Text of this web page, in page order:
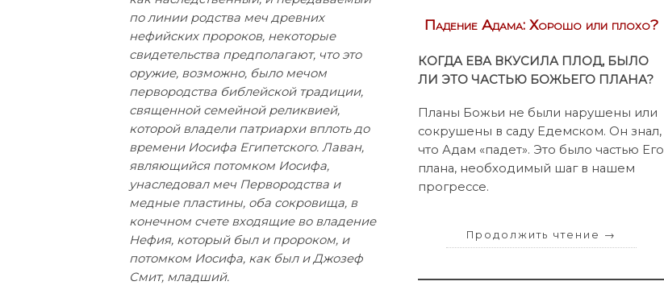
по линии родства меч древних
нефийских пророков, некоторые
свидетельства предполагают, что это
оружие, возможно, было мечом
первородства библейской традиции,
священной семейной реликвией,
которой владели патриархи вплоть до
времени Иосифа Египетского. Лаван,
являющийся потомком Иосифа,
унаследовал меч Первородства и
медные пластины, оба сокровища, в
конечном счете входящие во владение
Нефия, который был и пророком, и
потомком Иосифа, как был и Джозеф
Смит, младший.
Падение Адама: Хорошо или плохо?
КОГДА ЕВА ВКУСИЛА ПЛОД, БЫЛО
ЛИ ЭТО ЧАСТЬЮ БОЖЬЕГО ПЛАНА?
Планы Божьи не были нарушены или
сокрушены в саду Едемском. Он знал,
что Адам «падет». Это было частью Его
плана, необходимый шаг в нашем
прогрессе.
Продолжить чтение →